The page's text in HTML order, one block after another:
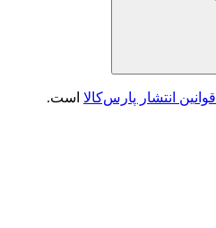
قوانین انتشار پارس‌کالا است.